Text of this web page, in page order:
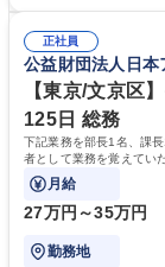
正社員
公益財団法人日
【東京/文京区
125日 総務
下記業務を部長1名、課
者として業務を覚えてい
躍いただくことを期待し
月給
27万円～35万円
勤務地